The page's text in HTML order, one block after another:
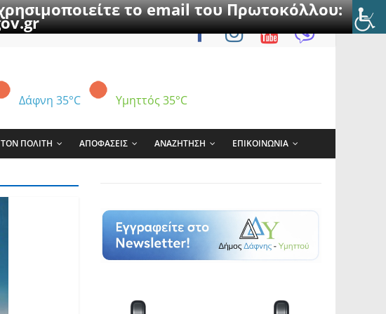
το email του Πρωτοκόλλου:
Δάφνη 35°C Υμηττός 35°C
ΤΟΝ ΠΟΛΙΤΗ ΑΠΟΦΑΣΕΙΣ ΑΝΑΖΗΤΗΣΗ ΕΠΙΚΟΙΝΩΝΙΑ